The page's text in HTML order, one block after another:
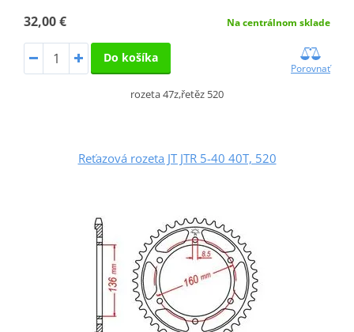
32,00 € Na centrálnom sklade
Do košíka
Porovnať
rozeta 47z,řetěz 520
Reťazová rozeta JT JTR 5-40 40T, 520